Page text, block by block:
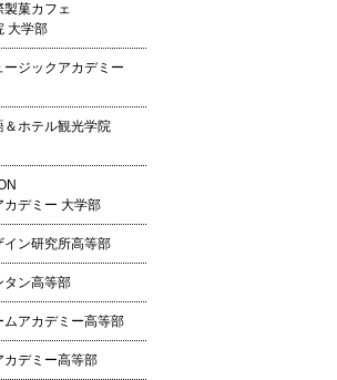
製菓カフェ
大学部
ージックアカデミー
＆ホテル観光学院
カデミー 大学部
イン研究所高等部
タン高等部
ムアカデミー高等部
カデミー高等部